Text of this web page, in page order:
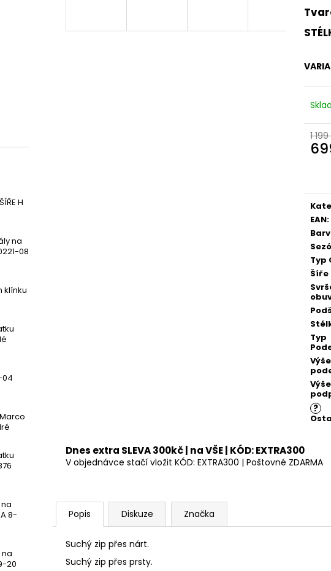
H
na
08
klínku
04
8-
20
1
EAN:
Typ
Šíře
Typ
Výše
Výše
?
Dnes extra SLEVA 300kč | na VŠE | KÓD: EXTRA300
V objednávce stačí vložit KÓD: EXTRA300 | Poštovné ZDARMA
Popis Diskuze Značka
Suchý zip přes nárt.
Suchý zip přes prsty.
Původně:1 999 Kč
2